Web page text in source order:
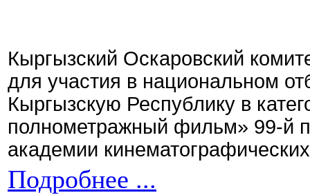
Кыргызский Оскаровский
для участия в национальном
Кыргызскую Республику в
полнометражный фильм» 99-й
академии
Подробнее ...